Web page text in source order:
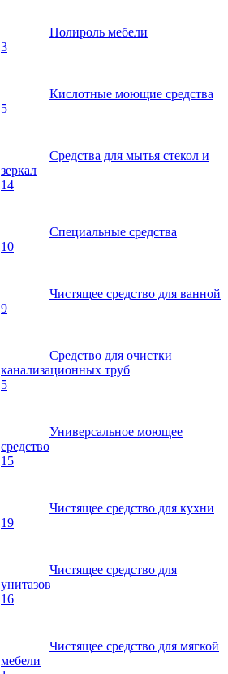
Полироль мебели
3
Кислотные моющие средства
5
Средства для мытья стекол и
зеркал
14
Специальные средства
10
Чистящее средство для ванной
9
Средство для очистки
канализационных труб
5
Универсальное моющее
средство
15
Чистящее средство для кухни
19
Чистящее средство для
унитазов
16
Чистящее средство для мягкой
мебели